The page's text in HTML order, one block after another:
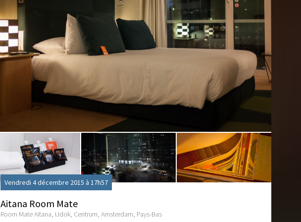
Vendredi 4 décembre 2015 à 17h57
Aitana Room Mate
Room Mate Aitana, IJdok, Centrum, Amsterdam, Pays-Bas